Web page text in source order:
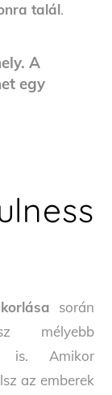
talál.
A
egy
során
mélyebb
is. Amikor
az emberek